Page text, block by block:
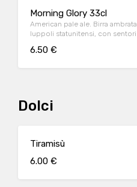
Morning Glory 33cl
American pale ale. Birra
luppoli statunitensi, con
6.50 €
Dolci
Tiramisù
6.00 €